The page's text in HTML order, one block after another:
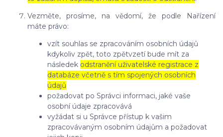
Vezměte, prosíme, na vědomí, že podle Nařízení
máte právo:
vzít souhlas se zpracováním osobních údajů
kdykoliv zpět, toto zpětvzetí bude mít za
následek odstranění uživatelské registrace z
databáze včetně s tím spojených osobních
údajů
požadovat po Správci informaci, jaké vaše
osobní údaje zpracovává
vyžádat si u Správce přístup k vašim
zpracovávaným osobním údajům a požadovat